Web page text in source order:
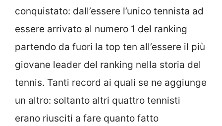
conquistato: dall’essere l’unico tennista ad
essere arrivato al numero 1 del ranking
partendo da fuori la top ten all’essere il più
giovane leader del ranking nella storia del
tennis. Tanti record ai quali se ne aggiunge
un altro: soltanto altri quattro tennisti
erano riusciti a fare quanto fatto